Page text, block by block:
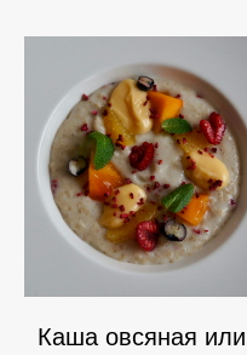
Каша овсяная или